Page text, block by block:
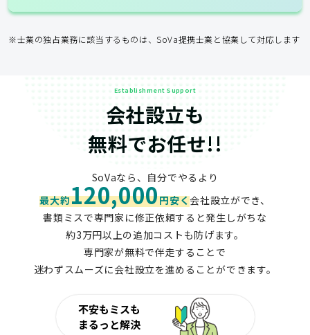
※士業の独占業務に該当するものは、SoVa提携士業と協業して対応します
Establishment Support
会社設立も
無料でお任せ!!
SoVaなら、自分でやるより
最大約120,000円安く会社設立ができ、
書類ミスで専門家に修正依頼すると発生しがちな
約3万円以上の追加コストも防げます。
専門家が無料で伴走することで
迷わずスムーズに会社設立を進めることができます。
不安もミスも
まるっと解決